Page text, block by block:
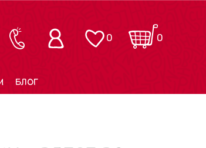
0
0
БЛОГ